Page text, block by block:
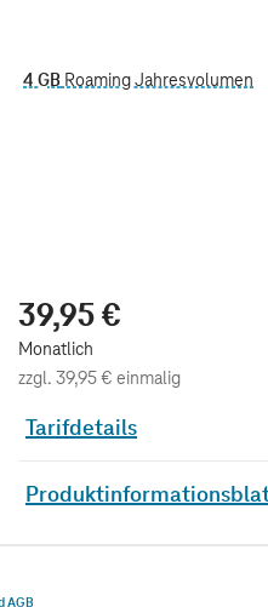
4 GB Roaming Jahresvolumen
39,95 €
Monatlich
zzgl. 39,95 € einmalig
Tarifdetails
AGB